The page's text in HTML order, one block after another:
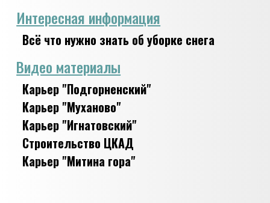
Интересная информация
Всё что нужно знать об уборке снега
Видео материалы
Карьер "Подгорненский"
Карьер "Муханово"
Карьер "Игнатовский"
Строительство ЦКАД
Карьер "Митина гора"